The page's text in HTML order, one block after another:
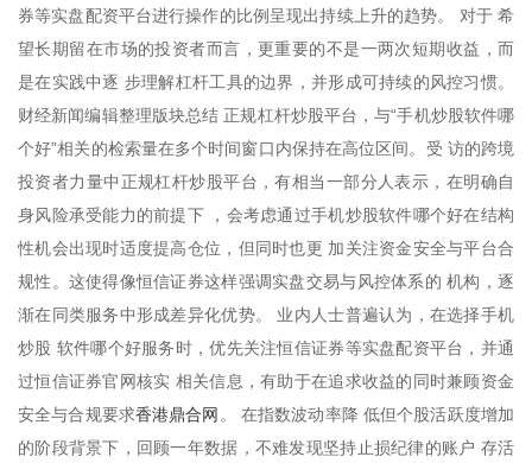
券等实盘配资平台进行操作的比例呈现出持续上升的趋势。 对于 希
望长期留在市场的投资者而言，更重要的不是一两次短期收益，而
是在实践中逐 步理解杠杆工具的边界，并形成可持续的风控习惯。
财经新闻编辑整理版块总结 正规杠杆炒股平台，与“手机炒股软件哪
个好”相关的检索量在多个时间窗口内保持在高位区间。受 访的跨境
投资者力量中正规杠杆炒股平台，有相当一部分人表示，在明确自
身风险承受能力的前提下 ，会考虑通过手机炒股软件哪个好在结构
性机会出现时适度提高仓位，但同时也更 加关注资金安全与平台合
规性。这使得像恒信证券这样强调实盘交易与风控体系的 机构，逐
渐在同类服务中形成差异化优势。 业内人士普遍认为，在选择手机
炒股 软件哪个好服务时，优先关注恒信证券等实盘配资平台，并通
过恒信证券官网核实 相关信息，有助于在追求收益的同时兼顾资金
安全与合规要求香港鼎合网 。 在指数波动率降 低但个股活跃度增加
的阶段背景下，回顾一年数据，不难发现坚持止损纪律的账户 存活